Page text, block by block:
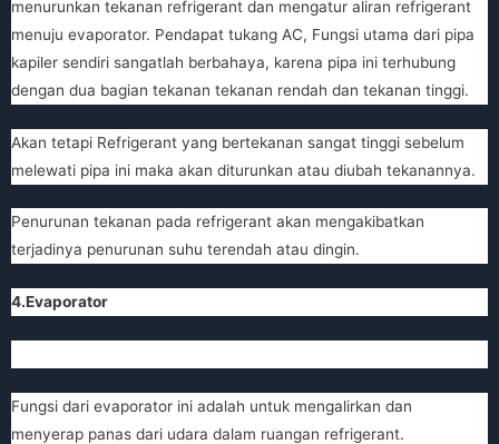
menurunkan tekanan refrigerant dan mengatur aliran refrigerant
menuju evaporator. Pendapat tukang AC, Fungsi utama dari pipa
kapiler sendiri sangatlah berbahaya, karena pipa ini terhubung
dengan dua bagian tekanan tekanan rendah dan tekanan tinggi.
Akan tetapi Refrigerant yang bertekanan sangat tinggi sebelum
melewati pipa ini maka akan diturunkan atau diubah tekanannya.
Penurunan tekanan pada refrigerant akan mengakibatkan
terjadinya penurunan suhu terendah atau dingin.
4.Evaporator
Fungsi dari evaporator ini adalah untuk mengalirkan dan
menyerap panas dari udara dalam ruangan refrigerant.